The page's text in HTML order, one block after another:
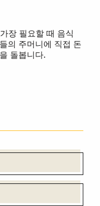
장 필요할 때 음식
의 주머니에 직접 돈
돌봅니다.